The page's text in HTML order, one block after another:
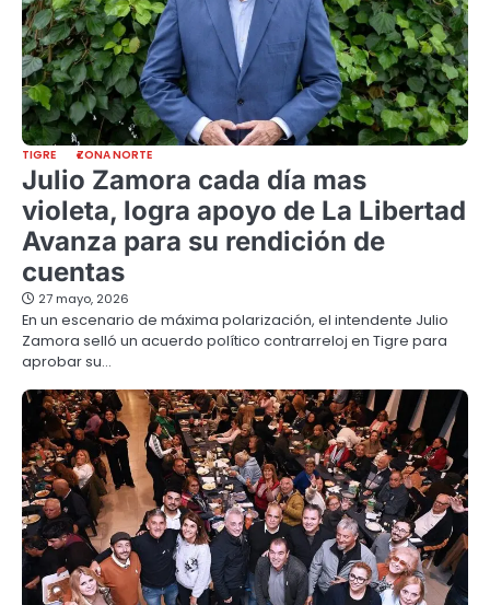
TIGRE ZONA NORTE
Julio Zamora cada día mas
violeta, logra apoyo de La Libertad
Avanza para su rendición de
cuentas
27 mayo, 2026
En un escenario de máxima polarización, el intendente Julio
Zamora selló un acuerdo político contrarreloj en Tigre para
aprobar su…